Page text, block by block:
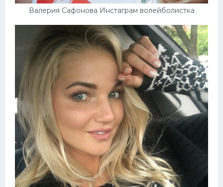
Валерия Сафонова Инстаграм волейболистка